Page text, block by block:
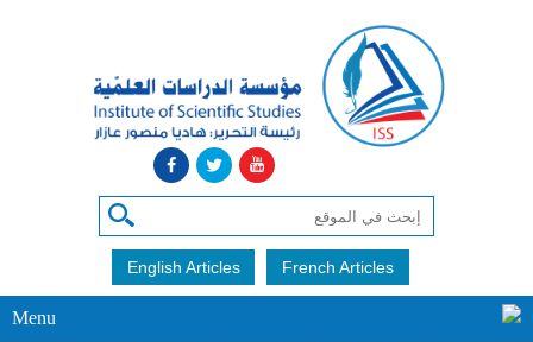
English Articles French Articles
Menu